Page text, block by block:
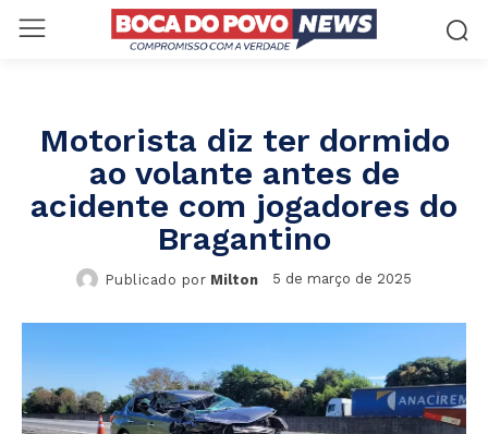
Motorista diz ter dormido
ao volante antes de
acidente com jogadores do
Bragantino
Publicado por Milton 5 de março de 2025